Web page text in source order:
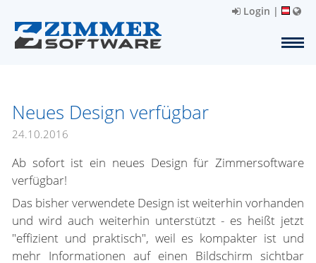
Login |
Neues Design verfügbar
24.10.2016
Ab sofort ist ein neues Design für Zimmersoftware
verfügbar!
Das bisher verwendete Design ist weiterhin vorhanden
und wird auch weiterhin unterstützt - es heißt jetzt
"effizient und praktisch", weil es kompakter ist und
mehr Informationen auf einen Bildschirm sichtbar